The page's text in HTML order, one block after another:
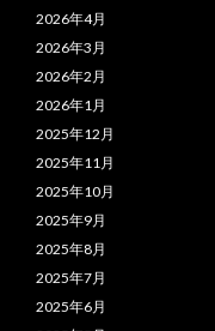
2026年4月
2026年3月
2026年2月
2026年1月
2025年12月
2025年11月
2025年10月
2025年9月
2025年8月
2025年7月
2025年6月